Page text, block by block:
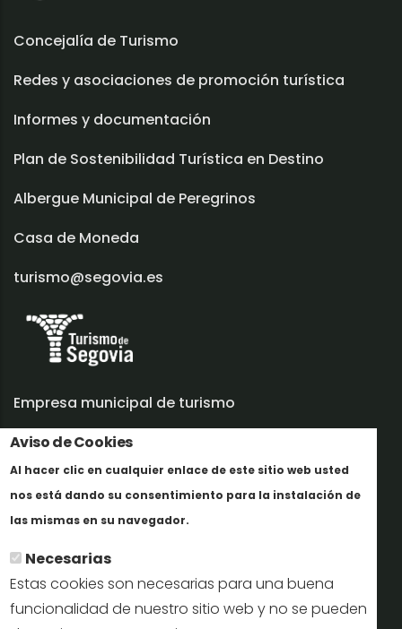
Aviso de Cookies
Al hacer clic en cualquier enlace de este sitio web usted
nos está dando su consentimiento para la instalación de
las mismas en su navegador.
Necesarias
Estas cookies son necesarias para una buena
funcionalidad de nuestro sitio web y no se pueden
Concejalía de Turismo
Redes y asociaciones de promoción turística
Informes y documentación
Plan de Sostenibilidad Turística en Destino
Albergue Municipal de Peregrinos
Casa de Moneda
turismo@segovia.es
Empresa municipal de turismo
Trabaja con nosotros
Informes y documentación
Perfil del contratante
Oficinas de Turismo
reservas@turismodesegovia.com